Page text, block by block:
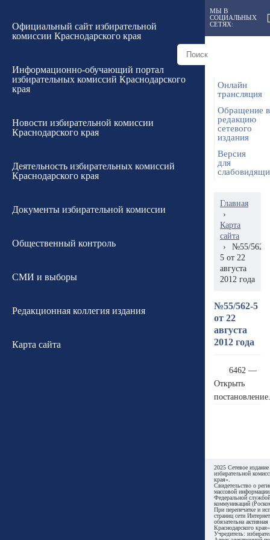
Официальный сайт избирательной
комиссии Краснодарского края
Информационно-обучающий портал
избирательных комиссий Краснодарского
края
Новости избирательной комиссии
Краснодарского края
Деятельность избирательных комиссий
Краснодарского края
Документы избирательной комиссии
Общественный контроль
СМИ и выборы
Редакционная коллегия издания
Карта сайта
МЫ В
СОЦИАЛЬНЫХ
СЕТЯХ:
Онлайн
трансляция
Обращение в
редакцию
сетевого
издания
Версия
для
Главная
›
Карта
сайта
›
№55/562-
5 от 22
августа
2012 года
№55/562-5
от 22
августа
2012 года
6462 —
Открыть
2025 Сетевое
избирательной
края».
Свидетельство о
массовой
Федеральной
коммуникаций
При перепечатке и
страниц сети Интернет
обязательна
Краснодарского
Учредитель: